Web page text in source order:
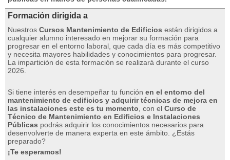
Formación dirigida a
Nuestros Cursos Mantenimiento de Edificios están dirigidos a
cualquier alumno interesado en mejorar su formación para
progresar en el entorno laboral, que cada día es más competitivo
y necesita mayores habilidades y conocimientos para progresar.
La impartición de esta formación se realizará durante el curso
2026.
Si tiene interés en desempeñar tu función en el entorno del
mantenimiento de edificios y adquirir técnicas de mejora en
las instalaciones este es tu momento , con el Curso de
Técnico de Mantenimiento en Edificios e Instalaciones
Públicas podrás adquirir los conocimientos necesarios para
desenvolverte de manera experta en este ámbito. ¿Estás
preparado?
¡Te esperamos!